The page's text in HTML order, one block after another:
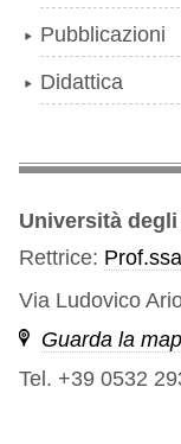
Pubblicazioni
Didattica
Università
Rettrice:
Via Ludovico
Guarda la
Tel. +39 0532